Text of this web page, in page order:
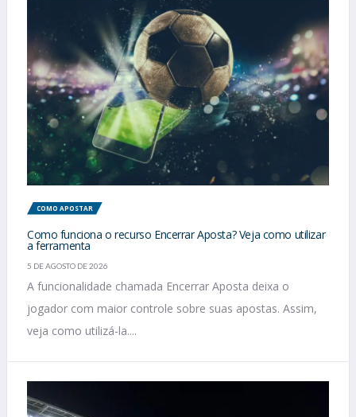
COMO APOSTAR
Como funciona o recurso Encerrar Aposta? Veja como utilizar
a ferramenta
5 DE AGOSTO DE 2026
A funcionalidade chamada Encerrar Aposta deixa o
jogador com maior controle sobre suas apostas. Assim,
veja como utilizá-la....